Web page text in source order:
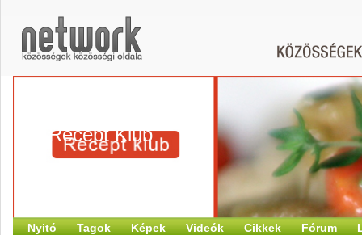
Recept Klub
Nyitó Tagok Képek Videók Cikkek Fórum